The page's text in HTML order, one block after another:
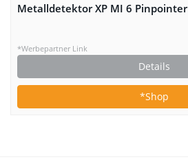
Metalldetektor XP MI 6 Pinpointer
*Werbepartner Link
Details
*Shop